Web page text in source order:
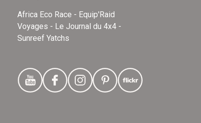
Africa Eco Race - Equip'Raid
Voyages - Le Journal du 4x4 -
Sunreef Yatchs